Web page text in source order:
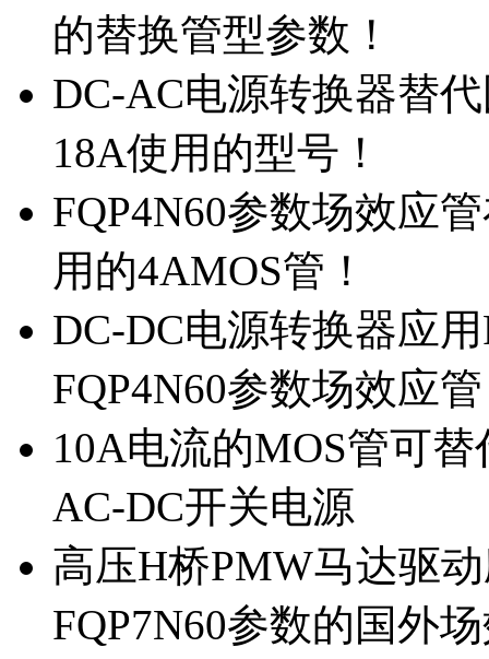
的替换管型参数！
DC-AC电源转换器替
18A使用的型号！
FQP4N60参数场效应
用的4AMOS管！
DC-DC电源转换器应
FQP4N60参数场效应
10A电流的MOS管可
AC-DC开关电源
高压H桥PMW马达驱
FQP7N60参数的国外